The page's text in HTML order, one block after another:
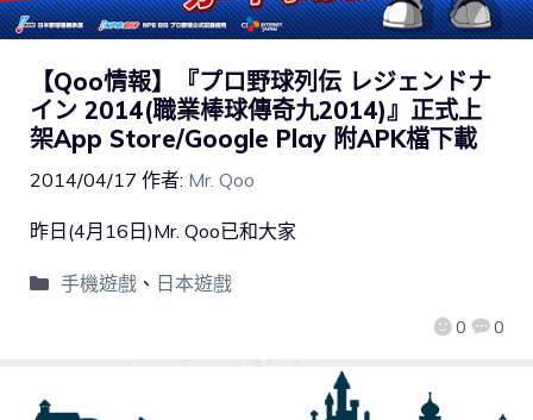
【Qoo情報】『プロ野球列伝 レジェンドナ
イン 2014(職業棒球傳奇九2014)』正式上
架App Store/Google Play 附APK檔下載
2014/04/17 作者: Mr. Qoo
0 0
昨日(4月16日)Mr. Qoo已和大家
手機遊戲、 日本遊戲